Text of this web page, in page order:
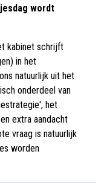
wordt
kabinet schrijft
in het
natuurlijk uit het
onderdeel van
het
extra aandacht
vraag is natuurlijk
worden